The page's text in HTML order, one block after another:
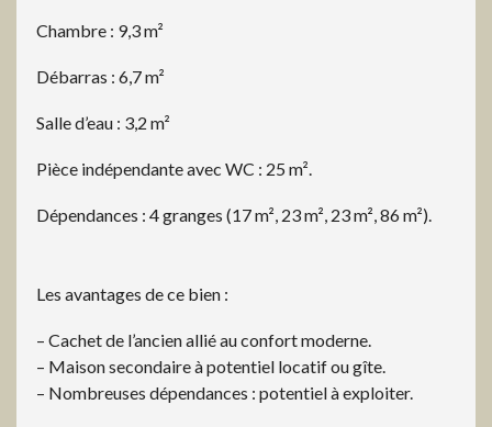
Chambre : 9,3 m²
Débarras : 6,7 m²
Salle d’eau : 3,2 m²
Pièce indépendante avec WC : 25 m².
Dépendances : 4 granges (17 m², 23 m², 23 m², 86 m²).
Les avantages de ce bien :
– Cachet de l’ancien allié au confort moderne.
– Maison secondaire à potentiel locatif ou gîte.
– Nombreuses dépendances : potentiel à exploiter.